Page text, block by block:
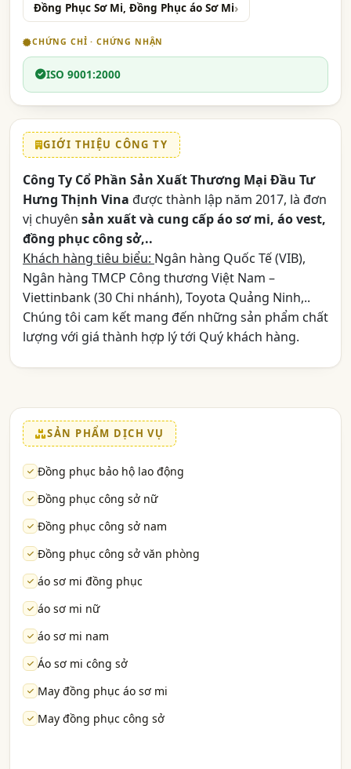
Đồng Phục Sơ Mi, Đồng Phục áo Sơ Mi
CHỨNG CHỈ · CHỨNG NHẬN
ISO 9001:2000
GIỚI THIỆU CÔNG TY
Công Ty Cổ Phần Sản Xuất Thương Mại Đầu Tư
Hưng Thịnh Vina được thành lập năm 2017, là đơn
vị chuyên sản xuất và cung cấp áo sơ mi, áo vest,
đồng phục công sở,..
Khách hàng tiêu biểu: Ngân hàng Quốc Tế (VIB),
Ngân hàng TMCP Công thương Việt Nam –
Viettinbank (30 Chi nhánh), Toyota Quảng Ninh,..
Chúng tôi cam kết mang đến những sản phẩm chất
lượng với giá thành hợp lý tới Quý khách hàng.
SẢN PHẨM DỊCH VỤ
Đồng phục bảo hộ lao động
Đồng phục công sở nữ
Đồng phục công sở nam
Đồng phục công sở văn phòng
áo sơ mi đồng phục
áo sơ mi nữ
áo sơ mi nam
Áo sơ mi công sở
May đồng phục áo sơ mi
May đồng phục công sở